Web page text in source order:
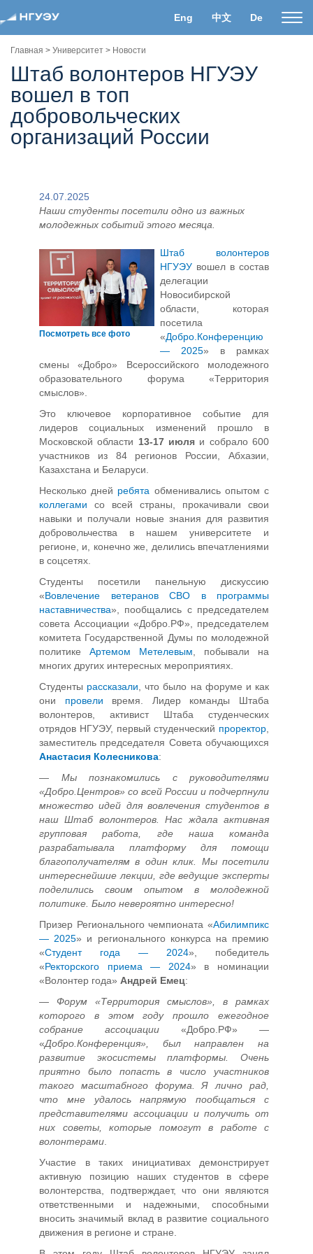
Eng 中文 De
Главная > Университет > Новости
Штаб волонтеров НГУЭУ
вошел в топ
добровольческих
организаций России
24.07.2025
Наши студенты посетили одно из важных
молодежных событий этого месяца
Посмотреть все фото
Штаб волонтеров
НГУЭУвошел в состав
делегации
Новосибирской
области, которая
посетила
«Добро.Конференцию
— 2025» в рамках
смены «Добро» Всероссийского молодежного
образовательного форума «Территория
смыслов».
Это ключевое корпоративное событие для
лидеров социальных изменений прошло в
Московской области 13-17 июля и собрало 600
участников из 84 регионов России, Абхазии,
Казахстана и Беларуси.
Несколько дней ребята обменивались опытом с
коллегами со всей страны, прокачивали свои
навыки и получали новые знания для развития
добровольчества в нашем университете и
регионе, и, конечно же, делились впечатлениями
в соцсетях.
Студенты посетили панельную дискуссию
«Вовлечение ветеранов СВО в программы
наставничества», пообщались с председателем
совета Ассоциации «Добро.РФ», председателем
комитета Государственной Думы по молодежной
политике Артемом Метелевым , побывали на
многих других интересных мероприятиях.
Студенты рассказали , что было на форуме и как
они провели время. Лидер команды Штаба
волонтеров, активист Штаба студенческих
отрядов НГУЭУ, первый студенческий проректор
заместитель председателя Совета обучающихся
Анастасия Колесникова:
— Мы познакомились с руководителями
«Добро.Центров» со всей России и подчерпнули
множество идей для вовлечения студентов в
наш Штаб волонтеров. Нас ждала активная
групповая работа, где наша команда
разрабатывала платформу для помощи
благополучателям в один клик. Мы посетили
интереснейшие лекции, где ведущие эксперты
поделились своим опытом в молодежной
политике. Было невероятно интересно!
Призер Регионального чемпионата «Абилимпикс
— 2025» и регионального конкурса на премию
«Студент года — 2024», победитель
«Ректорского приема — 2024» в номинации
«Волонтер года» Андрей Емец:
— Форум «Территория смыслов», в рамках
которого в этом году прошло ежегодное
собрание ассоциации «Добро.РФ» —
«Добро.Конференция», был направлен на
развитие экосистемы платформы. Очень
приятно было попасть в число участников
такого масштабного форума. Я лично рад,
что мне удалось напрямую пообщаться с
представителями ассоциации и получить от
них советы, которые помогут в работе с
волонтерами
Участие в таких инициативах демонстрирует
активную позицию наших студентов в сфере
волонтерства, подтверждает, что они являются
ответственными и надежными, способными
вносить значимый вклад в развитие социального
движения в регионе и стране.